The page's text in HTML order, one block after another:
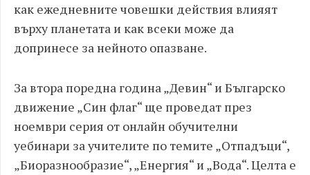
как ежедневните човешки действия влияят
върху планетата и как всеки може да
допринесе за нейното опазване.
За втора поредна година „Девин“ и Българско
движение „Син флаг“ ще проведат през
ноември серия от онлайн обучителни
уебинари за учителите по темите „Отпадъци“,
„Биоразнообразие“, „Енергия“ и „Вода“. Целта е